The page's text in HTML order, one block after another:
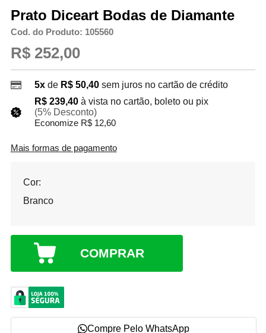
Prato Diceart Bodas de Diamante
Cod. do Produto: 105560
R$ 252,00
5xde R$ 50,40 sem juros no cartão de crédito
R$ 239,40 à vista no cartão, boleto ou pix
(5% Desconto)
Economize R$ 12,60
Mais formas de pagamento
Cor:
Branco
COMPRAR
Compre Pelo WhatsApp